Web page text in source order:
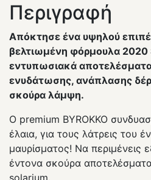
Περιγραφή
Απόκτησε ένα υψηλού
βελτιωμένη φόρμουλα 2020
εντυπωσιακά
ενυδάτωσης, ανάπλασης
σκούρα λάμψη.
Ο premium BYROKKO
έλαια, για τους λάτρεις του
μαυρίσματος! Να περιμένεις
έντονα σκούρα